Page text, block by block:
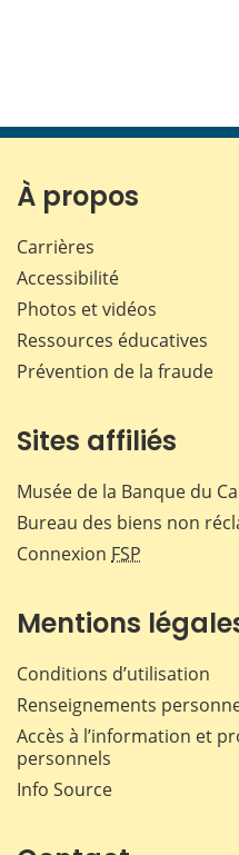
À propos
Carrières
Accessibilité
Photos et vidéos
Ressources éducatives
Prévention de la fraude
Sites affiliés
Musée de la Banque du
Bureau des biens non
Connexion FSP
Mentions
Conditions d’utilisation
Renseignements
Accès à l’information et
personnels
Info Source